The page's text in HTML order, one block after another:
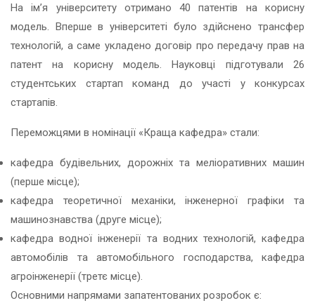
На ім’я університету отримано 40 патентів на корисну
модель. Вперше в університеті було здійснено трансфер
технологій, а саме укладено договір про передачу прав на
патент на корисну модель. Науковці підготували 26
студентських стартап команд до участі у конкурсах
стартапів.
Переможцями в номінації «Краща кафедра» стали:
кафедра будівельних, дорожніх та меліоративних машин
(перше місце);
кафедра теоретичної механіки, інженерної графіки та
машинознавства (друге місце);
кафедра водної інженерії та водних технологій, кафедра
автомобілів та автомобільного господарства, кафедра
агроінженерії (третє місце).
Основними напрямами запатентованих розробок є: